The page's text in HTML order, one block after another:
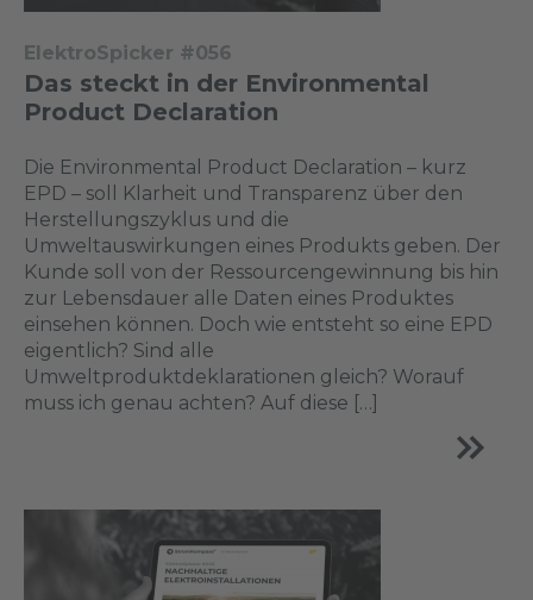
ElektroSpicker #056
Das steckt in der Environmental
Product Declaration
Die Environmental Product Declaration – kurz
EPD – soll Klarheit und Transparenz über den
Herstellungszyklus und die
Umweltauswirkungen eines Produkts geben. Der
Kunde soll von der Ressourcengewinnung bis hin
zur Lebensdauer alle Daten eines Produktes
einsehen können. Doch wie entsteht so eine EPD
eigentlich? Sind alle
Umweltproduktdeklarationen gleich? Worauf
muss ich genau achten? Auf diese […]